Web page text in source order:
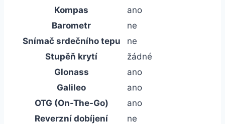
Kompas
ano
Barometr
ne
Snímač srdečního tepu
ne
Stupěň krytí
žádné
Glonass
ano
Galileo
ano
OTG (On-The-Go)
ano
Reverzní dobíjení
ne